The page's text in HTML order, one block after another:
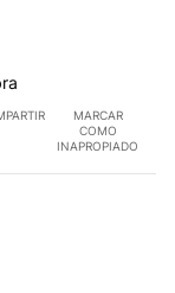
MARCAR
COMO
INAPROPIADO